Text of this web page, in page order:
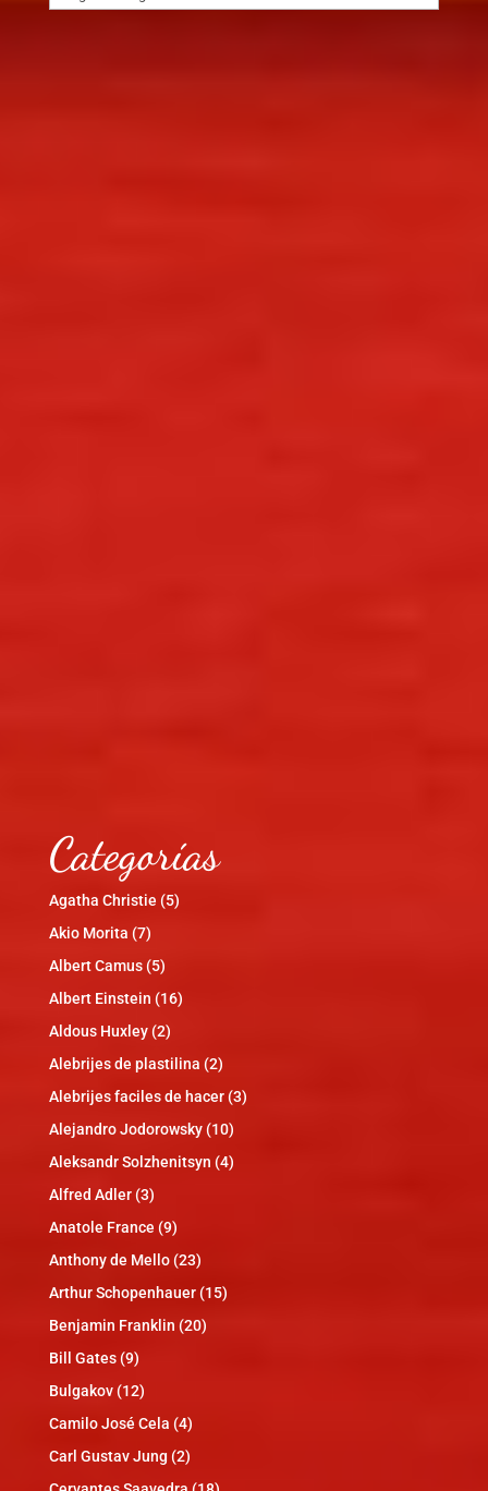
publicaciones
Categorías
Agatha Christie (5)
Akio Morita (7)
Albert Camus(5)
Albert Einstein (16)
Aldous Huxley(2)
Alebrijes de plastilina (2)
Alebrijes faciles de hacer(3)
Alejandro Jodorowsky(10)
Aleksandr Solzhenitsyn (4)
Alfred Adler(3)
Anatole France (9)
Anthony de Mello(23)
Arthur Schopenhauer(15)
Benjamin Franklin (20)
Bill Gates(9)
Bulgakov(12)
Camilo José Cela (4)
Carl Gustav Jung (2)